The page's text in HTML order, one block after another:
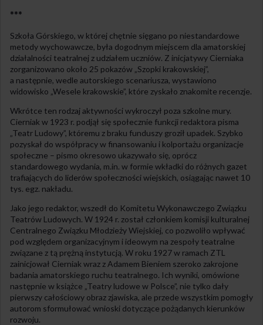
***
Szkoła Górskiego, w której chętnie sięgano po niestandardowe
metody wychowawcze, była dogodnym miejscem dla amatorskiej
działalności teatralnej z udziałem uczniów. Z inicjatywy Cierniaka
zorganizowano około 25 pokazów „Szopki krakowskiej”,
a następnie, wedle autorskiego scenariusza, wystawiono
widowisko „Wesele krakowskie”, które zyskało znakomite recenzje.
Wkrótce ten rodzaj aktywności wykroczył poza szkolne mury.
Cierniak w 1923 r. podjął się społecznie funkcji redaktora pisma
„Teatr Ludowy”, któremu z braku funduszy groził upadek. Szybko
pozyskał do współpracy w finansowaniu i kolportażu organizacje
społeczne – pismo okresowo ukazywało się, oprócz
standardowego wydania, m.in. w formie wkładki do różnych gazet
trafiających do liderów społeczności wiejskich, osiągając nawet 10
tys. egz. nakładu.
Jako jego redaktor, wszedł do Komitetu Wykonawczego Związku
Teatrów Ludowych. W 1924 r. został członkiem komisji kulturalnej
Centralnego Związku Młodzieży Wiejskiej, co pozwoliło wpływać
pod względem organizacyjnym i ideowym na zespoły teatralne
związane z tą prężną instytucją. W roku 1927 w ramach ZTL
zainicjował Cierniak wraz z Adamem Bieniem szeroko zakrojone
badania amatorskiego ruchu teatralnego. Ich wyniki, omówione
następnie w książce „Teatry ludowe w Polsce”, nie tylko dały
pierwszy całościowy obraz zjawiska, ale przede wszystkim pomogły
autorom sformułować wnioski dotyczące pożądanych kierunków
rozwoju.